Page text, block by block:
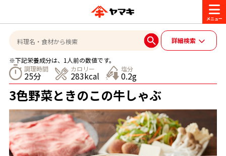
商品情報
ブランド一覧
レシピ
おいしいレシピを探す
おいしいレシピトップ
かつお節・だしを楽しむ
かつお節・だしを知る
CM・キャンペーン
詳細検索
※下記栄養成分は、1人前の数値です。
調理時間
25分
カロリー
283kcal
塩分
0.2g
3色野菜ときのこの牛しゃぶ